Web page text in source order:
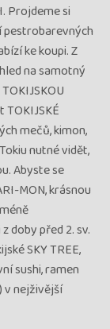
- piatok
3 702 €
27JAP01162
cena za 12 dní
nedeľa - štvrtok
27JAP01164
3 830 €
cena za 12 dní
Projdeme si
ke koupi. Z
na samotný
mečů, kimon,
nutné vidět,
Abyste se
MON, krásnou
doby před 2. sv.
SKY TREE,
sushi, ramen
v nejživější